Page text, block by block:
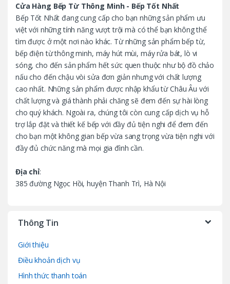
Cửa Hàng Bếp Từ Thông Minh - Bếp Tốt Nhất
Bếp Tốt Nhất đang cung cấp cho bạn những sản phẩm ưu
việt với những tính năng vượt trội mà có thể bạn không thể
tìm được ở một nơi nào khác. Từ những sản phẩm bếp từ,
bếp điện từ thông minh, máy hút mùi, máy rửa bát, lò vi
sóng, cho đến sản phẩm hết sức quen thuộc như bộ đồ chảo
nấu cho đến chậu vòi sửa đơn giản nhưng với chất lượng
cao nhất. Những sản phẩm được nhập khẩu từ Châu Âu với
chất lượng và giá thành phải chăng sẽ đem đến sự hài lòng
cho quý khách. Ngoài ra, chúng tôi còn cung cấp dịch vụ hỗ
trợ lắp đặt và thiết kế bếp với đầy đủ tiện nghi để đem đến
cho bạn một không gian bếp vừa sang trọng vừa tiện nghi với
đầy đủ chức năng mà mọi gia đình cần.
Địa chỉ:
385 đường Ngọc Hồi, huyện Thanh Trì, Hà Nội
Thông Tin
Giới thiệu
Điều khoản dịch vụ
Hình thức thanh toán